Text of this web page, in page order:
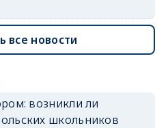
все новости
возникли ли
школьников